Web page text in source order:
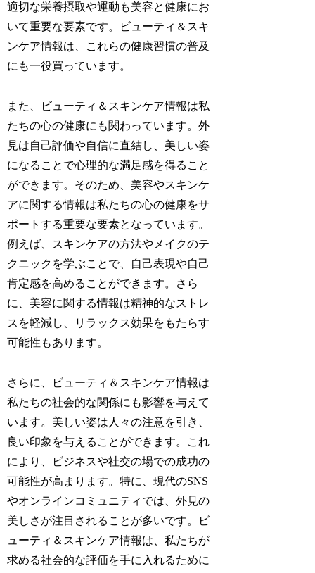
適切な栄養摂取や運動も美容と健康にお
いて重要な要素です。ビューティ＆スキ
ンケア情報は、これらの健康習慣の普及
にも一役買っています。
また、ビューティ＆スキンケア情報は私
たちの心の健康にも関わっています。外
見は自己評価や自信に直結し、美しい姿
になることで心理的な満足感を得ること
ができます。そのため、美容やスキンケ
アに関する情報は私たちの心の健康をサ
ポートする重要な要素となっています。
例えば、スキンケアの方法やメイクのテ
クニックを学ぶことで、自己表現や自己
肯定感を高めることができます。さら
に、美容に関する情報は精神的なストレ
スを軽減し、リラックス効果をもたらす
可能性もあります。
さらに、ビューティ＆スキンケア情報は
私たちの社会的な関係にも影響を与えて
います。美しい姿は人々の注意を引き、
良い印象を与えることができます。これ
により、ビジネスや社交の場での成功の
可能性が高まります。特に、現代のSNS
やオンラインコミュニティでは、外見の
美しさが注目されることが多いです。ビ
ューティ＆スキンケア情報は、私たちが
求める社会的な評価を手に入れるために